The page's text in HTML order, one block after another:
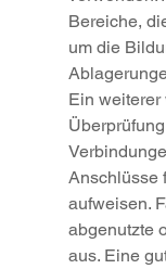
Bereiche,
um die
Ein weiterer
Anschlüsse
aufweisen.
abgenutzte
aus. Eine